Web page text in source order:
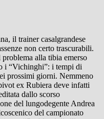
il trainer casalgrandese
non certo trascurabili.
alla tibia emerso
i “Vichinghi”: i tempi di
prossimi giorni. Nemmeno
ex Rubiera deve infatti
dallo scorso
del lungodegente Andrea
del campionato